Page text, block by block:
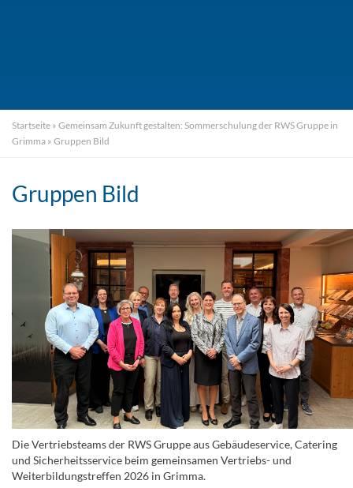
Startseite » Gemeinsam Zukunft gestalten: Sommerschulung der RWS Gruppe in
Grimma » Gruppen Bild
Gruppen Bild
Die Vertriebsteams der RWS Gruppe aus Gebäudeservice, Catering
und Sicherheitsservice beim gemeinsamen Vertriebs- und
Weiterbildungstreffen 2026 in Grimma.